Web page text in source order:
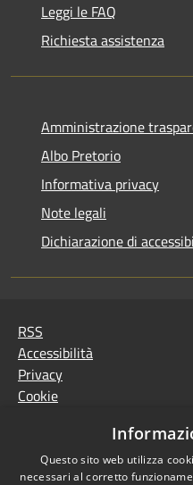
Leggi le FAQ
Richiesta assistenza
Amministrazione
Albo Pretorio
Informativa privacy
Note legali
Dichiarazione di
RSS
Accessibilità
Privacy
Cookie
Questo sito web utilizza
necessari al corretto